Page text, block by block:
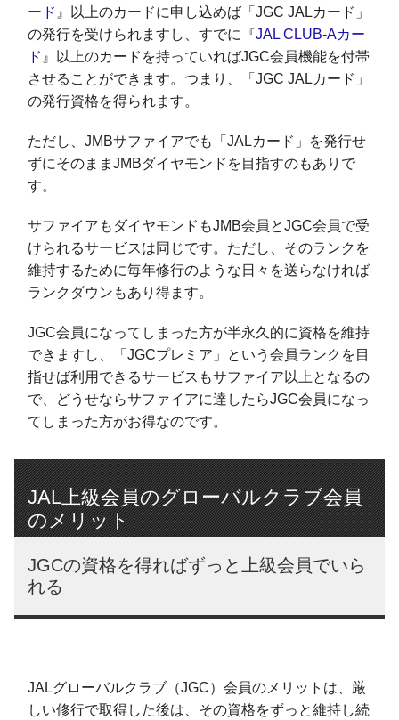
ード 』以上のカードに申し込めば「JGC JALカード」
の発行を受けられますし、すでに『JAL CLUB-Aカー
ド 』以上のカードを持っていればJGC会員機能を付帯
させることができます。つまり、「JGC JALカード」
の発行資格を得られます。
ただし、JMBサファイアでも「JALカード」を発行せ
ずにそのままJMBダイヤモンドを目指すのもありで
す。
サファイアもダイヤモンドもJMB会員とJGC会員で受
けられるサービスは同じです。ただし、そのランクを
維持するために毎年修行のような日々を送らなければ
ランクダウンもあり得ます。
JGC会員になってしまった方が半永久的に資格を維持
できますし、「JGCプレミア」という会員ランクを目
指せば利用できるサービスもサファイア以上となるの
で、どうせならサファイアに達したらJGC会員になっ
てしまった方がお得なのです。
JAL上級会員のグローバルクラブ会員
のメリット
JGCの資格を得ればずっと上級会員でいら
れる
JALグローバルクラブ（JGC）会員のメリットは、厳
しい修行で取得した後は、その資格をずっと維持し続